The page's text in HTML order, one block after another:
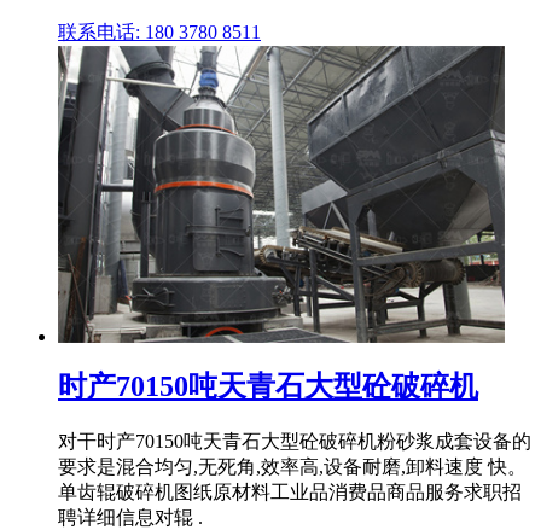
联系电话: 180 3780 8511
时产70150吨天青石大型砼破碎机
对干时产70150吨天青石大型砼破碎机粉砂浆成套设备的
要求是混合均匀,无死角,效率高,设备耐磨,卸料速度 快。
单齿辊破碎机图纸原材料工业品消费品商品服务求职招
聘详细信息对辊 .